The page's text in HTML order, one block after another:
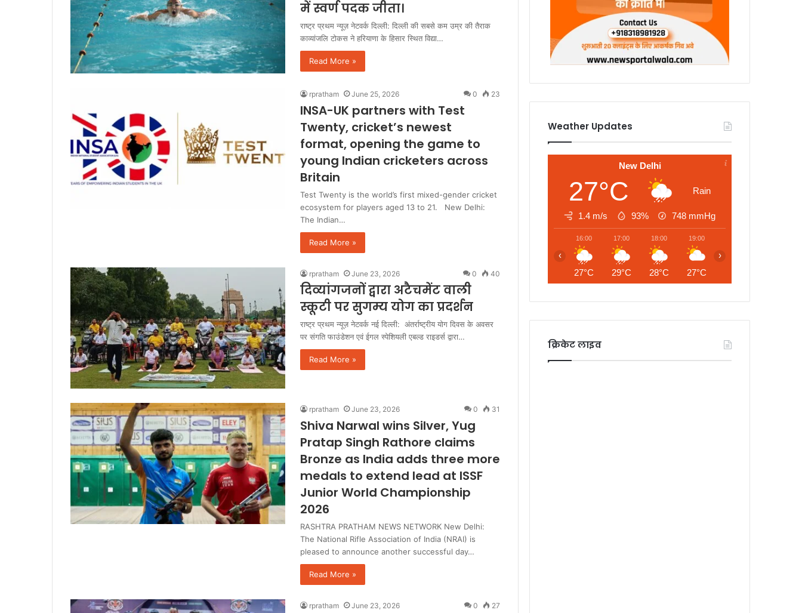
में स्वर्ण पदक जीता।
राष्ट्र प्रथम न्यूज़ नेटवर्क दिल्ली: दिल्ली की सबसे कम उम्र की तैराक
काव्यांजलि टोकस ने हरियाणा के हिसार स्थित विद्या…
Read More »
rpratham June 25, 2026 0 23
INSA-UK partners with Test
Twenty, cricket’s newest
format, opening the game to
young Indian cricketers across
Britain
Test Twenty is the world’s first mixed-gender cricket
ecosystem for players aged 13 to 21. New Delhi:
The Indian…
Read More »
rpratham June 23, 2026 0 40
दिव्यांगजनों द्वारा अटैचमेंट वाली
स्कूटी पर सुगम्य योग का प्रदर्शन
राष्ट्र प्रथम न्यूज़ नेटवर्क नई दिल्ली: अंतर्राष्ट्रीय योग दिवस के अवसर
पर संगति फाउंडेशन एवं ईगल स्पेशियली एबल्ड राइडर्स द्वारा…
Read More »
rpratham June 23, 2026 0 31
Shiva Narwal wins Silver, Yug
Pratap Singh Rathore claims
Bronze as India adds three more
medals to extend lead at ISSF
Junior World Championship
2026
RASHTRA PRATHAM NEWS NETWORK New Delhi:
The National Rifle Association of India (NRAI) is
pleased to announce another successful day…
Read More »
rpratham June 23, 2026 0 27
Weather Updates
New Delhi
27°C Rain
1.4 m/s 93% 748 mmHg
16:00
27°C
17:00
29°C
18:00
28°C
19:00
27°C
‹ ›
क्रिकेट लाइव